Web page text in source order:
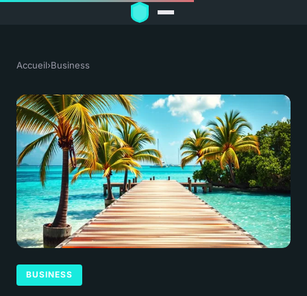
Accueil›Business
BUSINESS